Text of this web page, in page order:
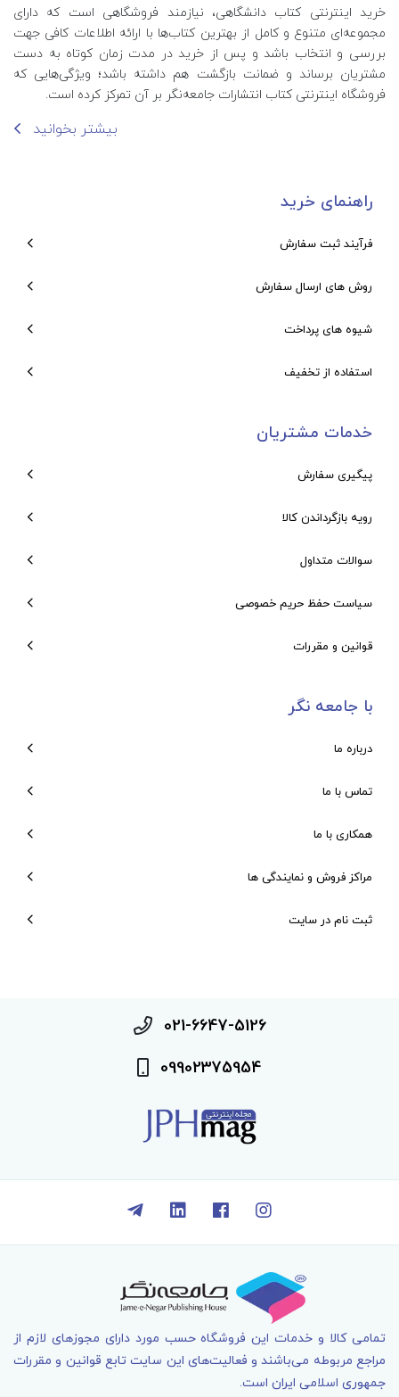
خرید اینترنتی کتاب‌ دانشگاهی، نیازمند فروشگاهی است که دارای
مجموعه‌ای متنوع و کامل از بهترین کتاب‌ها با ارائه اطلاعات کافی جهت
بررسی و انتخاب باشد و پس از خرید در مدت زمان کوتاه به دست
مشتریان برساند و ضمانت بازگشت هم داشته باشد؛ ویژگی‌هایی که
فروشگاه اینترنتی کتاب انتشارات جامعه‌نگر بر آن تمرکز کرده است.
بیشتر بخوانید
راهنمای خرید
فرآیند ثبت سفارش
روش های ارسال سفارش
شیوه های پرداخت
استفاده از تخفیف
خدمات مشتریان
پیگیری سفارش
رویه بازگرداندن کالا
سوالات متداول
سیاست حفظ حریم خصوصی
قوانین و مقررات
با جامعه نگر
درباره ما
تماس با ما
همکاری با ما
مراکز فروش و نمایندگی ها
ثبت نام در سایت
021-6647-5126
09902375954
تمامی کالا و خدمات اين فروشگاه حسب مورد دارای مجوزهای لازم از
مراجع مربوطه می‌باشند و فعاليت‌های اين سايت تابع قوانين و مقررات
جمهوری اسلامی ايران است.